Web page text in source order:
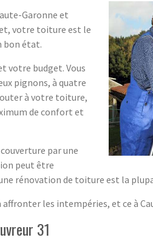
Garonne et
votre toiture est le
bon état.
votre budget. Vous
pignons, à quatre
à votre toiture,
de confort et
par une
peut être
rénovation de toiture est la
les intempéries, et ce à
31